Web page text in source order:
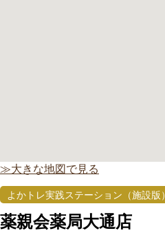
≫大きな地図で見る
よかトレ実践ステーション（施設版）
薬親会薬局大通店